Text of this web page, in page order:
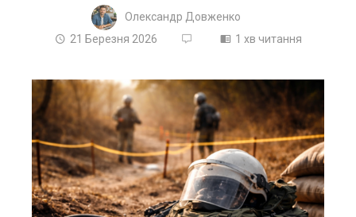
Олександр Довженко
21 Березня 2026
1 хв читання